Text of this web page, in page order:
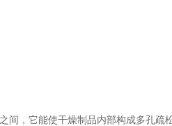
，它能使干燥制品内部构成多孔